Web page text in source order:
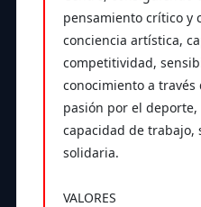
pensamiento crítico y
conciencia artística,
competitividad,
conocimiento a
pasión por el
capacidad de trabajo,
solidaria.
VALORES